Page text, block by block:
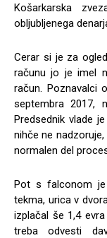
Košarkarska
obljubljenega
Cerar si je za
računu jo je imel
račun. Poznavalci
septembra 2017,
Predsednik vlade
nihče ne
normalen del
Pot s falconom je
tekma, urica v
izplačal še 1,4
treba odvesti